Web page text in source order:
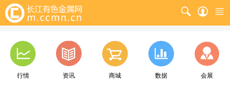
行情 资讯 商城 数据 会展